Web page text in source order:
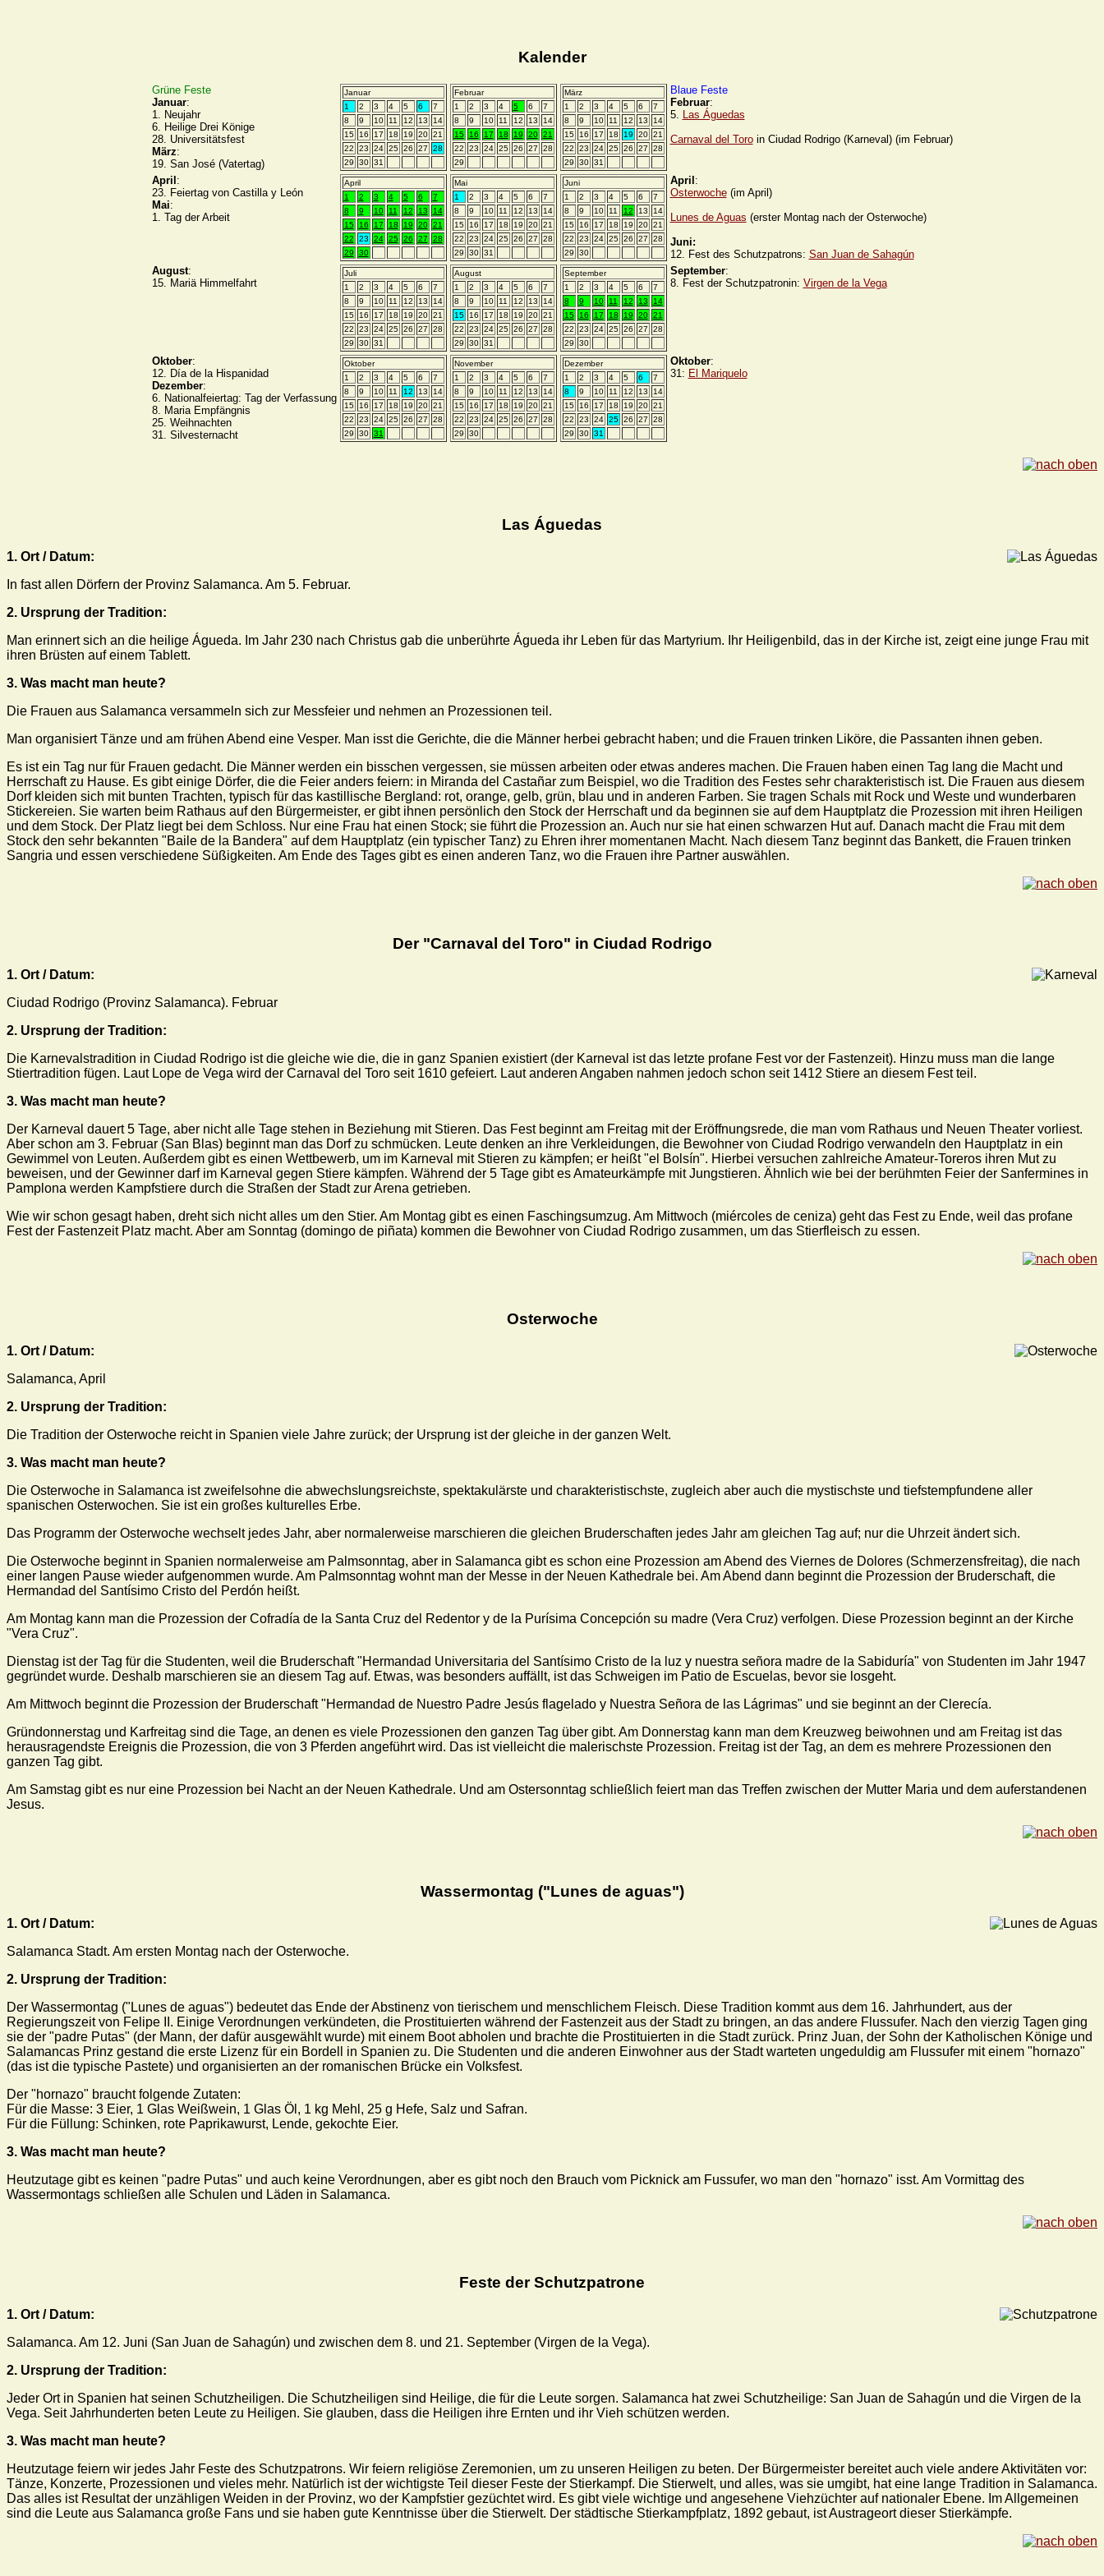
Kalender
Grüne Feste
Januar:
1. Neujahr
6. Heilige Drei Könige
28. Universitätsfest
März:
19. San José (Vatertag)
Januar
1
2 3 4 5 6
7
8
9 10 11 12 13
14
15 16 17 18 19 20 21
22
23 24 25 26 27
28
29
30 31
Februar
1
2 3 4 5 6
7
8
9 10 11 12 13
14
15 16 17 18 19 20 21
22
23 24 25 26 27
28
29
März
1
2 3 4 5 6
7
8
9 10 11 12 13
14
15 16 17 18 19 20 21
22
23 24 25 26 27
28
29
30 31
Blaue Feste
Februar:
5. Las Águedas
Carnaval del Toroin Ciudad Rodrigo (Karneval) (im Februar)
April :
23. Feiertag von Castilla y León
Mai:
1. Tag der Arbeit
April
1
2 3 4 5 6
7
8
9 10 11 12 13
14
15 16 17 18 19 20 21
22
23 24 25 26 27
28
29
30
Mai
1
2 3 4 5 6
7
8
9 10 11 12 13
14
15 16 17 18 19 20 21
22
23 24 25 26 27
28
29
30 31
Juni
1
2 3 4 5 6
7
8
9 10 11 12 13
14
15 16 17 18 19 20 21
22
23 24 25 26 27
28
29
30
April :
Osterwoche(im April)
Lunes de Aguas (erster Montag nach der Osterwoche)
Juni:
12. Fest des Schutzpatrons: San Juan de Sahagún
August:
15. Mariä Himmelfahrt
Juli
1
2 3 4 5 6
7
8
9 10 11 12 13
14
15 16 17 18 19 20 21
22
23 24 25 26 27
28
29
30 31
August
1
2 3 4 5 6
7
8
9 10 11 12 13
14
15 16 17 18 19 20 21
22
23 24 25 26 27
28
29
30 31
September
1
2 3 4 5 6
7
8
9 10 11 12 13
14
15 16 17 18 19 20 21
22
23 24 25 26 27
28
29
30
September:
8. Fest der Schutzpatronin: Virgen de la Vega
Oktober:
12. Día de la Hispanidad
Dezember:
6. Nationalfeiertag: Tag der Verfassung
8. Maria Empfängnis
25. Weihnachten
31. Silvesternacht
Oktober
1
2 3 4 5 6
7
8
9 10 11 12 13
14
15 16 17 18 19 20 21
22
23 24 25 26 27
28
29
30 31
November
1
2 3 4 5 6
7
8
9 10 11 12 13
14
15 16 17 18 19 20 21
22
23 24 25 26 27
28
29
30
Dezember
1
2 3 4 5 6
7
8
9 10 11 12 13
14
15 16 17 18 19 20 21
22
23 24 25 26 27
28
29
30 31
Oktober:
31: El Mariquelo
Las Águedas
1. Ort / Datum:
In fast allen Dörfern der Provinz Salamanca. Am 5. Februar.
2. Ursprung der Tradition:
Man erinnert sich an die heilige Águeda. Im Jahr 230 nach Christus gab die unberührte Águeda ihr Leben für das Martyrium. Ihr Heiligenbild, das in der Kirche ist, zeigt eine junge Frau mit
ihren Brüsten auf einem Tablett.
3. Was macht man heute?
Die Frauen aus Salamanca versammeln sich zur Messfeier und nehmen an Prozessionen teil.
Man organisiert Tänze und am frühen Abend eine Vesper. Man isst die Gerichte, die die Männer herbei gebracht haben; und die Frauen trinken Liköre, die Passanten ihnen geben.
Es ist ein Tag nur für Frauen gedacht. Die Männer werden ein bisschen vergessen, sie müssen arbeiten oder etwas anderes machen. Die Frauen haben einen Tag lang die Macht und
Herrschaft zu Hause. Es gibt einige Dörfer, die die Feier anders feiern: in Miranda del Castañar zum Beispiel, wo die Tradition des Festes sehr charakteristisch ist. Die Frauen aus diesem
Dorf kleiden sich mit bunten Trachten, typisch für das kastillische Bergland: rot, orange, gelb, grün, blau und in anderen Farben. Sie tragen Schals mit Rock und Weste und wunderbaren
Stickereien. Sie warten beim Rathaus auf den Bürgermeister, er gibt ihnen persönlich den Stock der Herrschaft und da beginnen sie auf dem Hauptplatz die Prozession mit ihren Heiligen
und dem Stock. Der Platz liegt bei dem Schloss. Nur eine Frau hat einen Stock; sie führt die Prozession an. Auch nur sie hat einen schwarzen Hut auf. Danach macht die Frau mit dem
Stock den sehr bekannten "Baile de la Bandera" auf dem Hauptplatz (ein typischer Tanz) zu Ehren ihrer momentanen Macht. Nach diesem Tanz beginnt das Bankett, die Frauen trinken
Sangria und essen verschiedene Süßigkeiten. Am Ende des Tages gibt es einen anderen Tanz, wo die Frauen ihre Partner auswählen.
Der "Carnaval del Toro" in Ciudad Rodrigo
1. Ort / Datum:
Ciudad Rodrigo (Provinz Salamanca). Februar
2. Ursprung der Tradition:
Die Karnevalstradition in Ciudad Rodrigo ist die gleiche wie die, die in ganz Spanien existiert (der Karneval ist das letzte profane Fest vor der Fastenzeit). Hinzu muss man die lange
Stiertradition fügen. Laut Lope de Vega wird der Carnaval del Toro seit 1610 gefeiert. Laut anderen Angaben nahmen jedoch schon seit 1412 Stiere an diesem Fest teil.
3. Was macht man heute?
Der Karneval dauert 5 Tage, aber nicht alle Tage stehen in Beziehung mit Stieren. Das Fest beginnt am Freitag mit der Eröffnungsrede, die man vom Rathaus und Neuen Theater vorliest.
Aber schon am 3. Februar (San Blas) beginnt man das Dorf zu schmücken. Leute denken an ihre Verkleidungen, die Bewohner von Ciudad Rodrigo verwandeln den Hauptplatz in ein
Gewimmel von Leuten. Außerdem gibt es einen Wettbewerb, um im Karneval mit Stieren zu kämpfen; er heißt "el Bolsín". Hierbei versuchen zahlreiche Amateur-Toreros ihren Mut zu
beweisen, und der Gewinner darf im Karneval gegen Stiere kämpfen. Während der 5 Tage gibt es Amateurkämpfe mit Jungstieren. Ähnlich wie bei der berühmten Feier der Sanfermines in
Pamplona werden Kampfstiere durch die Straßen der Stadt zur Arena getrieben.
Wie wir schon gesagt haben, dreht sich nicht alles um den Stier. Am Montag gibt es einen Faschingsumzug. Am Mittwoch (miércoles de ceniza) geht das Fest zu Ende, weil das profane
Fest der Fastenzeit Platz macht. Aber am Sonntag (domingo de piñata) kommen die Bewohner von Ciudad Rodrigo zusammen, um das Stierfleisch zu essen.
Osterwoche
1. Ort / Datum:
Salamanca, April
2. Ursprung der Tradition:
Die Tradition der Osterwoche reicht in Spanien viele Jahre zurück; der Ursprung ist der gleiche in der ganzen Welt.
3. Was macht man heute?
Die Osterwoche in Salamanca ist zweifelsohne die abwechslungsreichste, spektakulärste und charakteristischste, zugleich aber auch die mystischste und tiefstempfundene aller
spanischen Osterwochen. Sie ist ein großes kulturelles Erbe.
Das Programm der Osterwoche wechselt jedes Jahr, aber normalerweise marschieren die gleichen Bruderschaften jedes Jahr am gleichen Tag auf; nur die Uhrzeit ändert sich.
Die Osterwoche beginnt in Spanien normalerweise am Palmsonntag, aber in Salamanca gibt es schon eine Prozession am Abend des Viernes de Dolores (Schmerzensfreitag), die nach
einer langen Pause wieder aufgenommen wurde. Am Palmsonntag wohnt man der Messe in der Neuen Kathedrale bei. Am Abend dann beginnt die Prozession der Bruderschaft, die
Hermandad del Santísimo Cristo del Perdón heißt.
Am Montag kann man die Prozession der Cofradía de la Santa Cruz del Redentor y de la Purísima Concepción su madre (Vera Cruz) verfolgen. Diese Prozession beginnt an der Kirche
"Vera Cruz".
Dienstag ist der Tag für die Studenten, weil die Bruderschaft "Hermandad Universitaria del Santísimo Cristo de la luz y nuestra señora madre de la Sabiduría" von Studenten im Jahr 1947
gegründet wurde. Deshalb marschieren sie an diesem Tag auf. Etwas, was besonders auffällt, ist das Schweigen im Patio de Escuelas, bevor sie losgeht.
Am Mittwoch beginnt die Prozession der Bruderschaft "Hermandad de Nuestro Padre Jesús flagelado y Nuestra Señora de las Lágrimas" und sie beginnt an der Clerecía.
Gründonnerstag und Karfreitag sind die Tage, an denen es viele Prozessionen den ganzen Tag über gibt. Am Donnerstag kann man dem Kreuzweg beiwohnen und am Freitag ist das
herausragendste Ereignis die Prozession, die von 3 Pferden angeführt wird. Das ist vielleicht die malerischste Prozession. Freitag ist der Tag, an dem es mehrere Prozessionen den
ganzen Tag gibt.
Am Samstag gibt es nur eine Prozession bei Nacht an der Neuen Kathedrale. Und am Ostersonntag schließlich feiert man das Treffen zwischen der Mutter Maria und dem auferstandenen
Jesus.
Wassermontag ("Lunes de aguas")
1. Ort / Datum:
Salamanca Stadt. Am ersten Montag nach der Osterwoche.
2. Ursprung der Tradition:
Der Wassermontag ("Lunes de aguas") bedeutet das Ende der Abstinenz von tierischem und menschlichem Fleisch. Diese Tradition kommt aus dem 16. Jahrhundert, aus der
Regierungszeit von Felipe II. Einige Verordnungen verkündeten, die Prostituierten während der Fastenzeit aus der Stadt zu bringen, an das andere Flussufer. Nach den vierzig Tagen ging
sie der "padre Putas" (der Mann, der dafür ausgewählt wurde) mit einem Boot abholen und brachte die Prostituierten in die Stadt zurück. Prinz Juan, der Sohn der Katholischen Könige und
Salamancas Prinz gestand die erste Lizenz für ein Bordell in Spanien zu. Die Studenten und die anderen Einwohner aus der Stadt warteten ungeduldig am Flussufer mit einem "hornazo"
(das ist die typische Pastete) und organisierten an der romanischen Brücke ein Volksfest.
Der "hornazo" braucht folgende Zutaten:
Für die Masse: 3 Eier, 1 Glas Weißwein, 1 Glas Öl, 1 kg Mehl, 25 g Hefe, Salz und Safran.
Für die Füllung: Schinken, rote Paprikawurst, Lende, gekochte Eier.
3. Was macht man heute?
Heutzutage gibt es keinen "padre Putas" und auch keine Verordnungen, aber es gibt noch den Brauch vom Picknick am Fussufer, wo man den "hornazo" isst. Am Vormittag des
Wassermontags schließen alle Schulen und Läden in Salamanca.
Feste der Schutzpatrone
1. Ort / Datum:
Salamanca. Am 12. Juni (San Juan de Sahagún) und zwischen dem 8. und 21. September (Virgen de la Vega).
2. Ursprung der Tradition:
Jeder Ort in Spanien hat seinen Schutzheiligen. Die Schutzheiligen sind Heilige, die für die Leute sorgen. Salamanca hat zwei Schutzheilige: San Juan de Sahagún und die Virgen de la
Vega. Seit Jahrhunderten beten Leute zu Heiligen. Sie glauben, dass die Heiligen ihre Ernten und ihr Vieh schützen werden.
3. Was macht man heute?
Heutzutage feiern wir jedes Jahr Feste des Schutzpatrons. Wir feiern religiöse Zeremonien, um zu unseren Heiligen zu beten. Der Bürgermeister bereitet auch viele andere Aktivitäten vor:
Tänze, Konzerte, Prozessionen und vieles mehr. Natürlich ist der wichtigste Teil dieser Feste der Stierkampf. Die Stierwelt, und alles, was sie umgibt, hat eine lange Tradition in Salamanca.
Das alles ist Resultat der unzähligen Weiden in der Provinz, wo der Kampfstier gezüchtet wird. Es gibt viele wichtige und angesehene Viehzüchter auf nationaler Ebene. Im Allgemeinen
sind die Leute aus Salamanca große Fans und sie haben gute Kenntnisse über die Stierwelt. Der städtische Stierkampfplatz, 1892 gebaut, ist Austrageort dieser Stierkämpfe.